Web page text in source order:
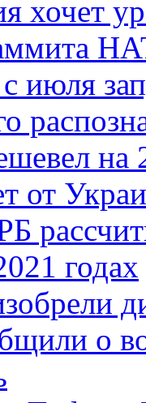
хочет
июля
на
годах
о